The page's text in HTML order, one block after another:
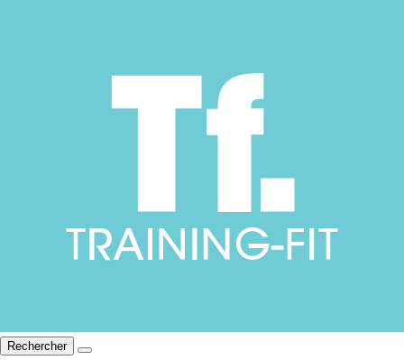
Rechercher